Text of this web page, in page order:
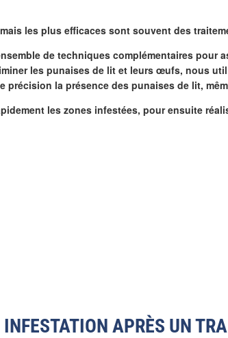
les plus efficaces sont souvent des
de techniques complémentaires
les punaises de lit et leurs œufs, nous
précision la présence des punaises de lit,
les zones infestées, pour ensuite
APRÈS UN